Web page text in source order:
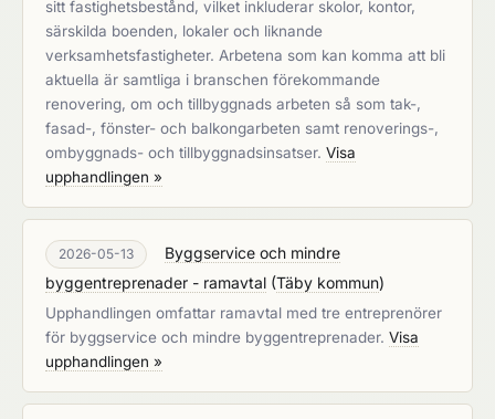
sitt fastighetsbestånd, vilket inkluderar skolor, kontor,
särskilda boenden, lokaler och liknande
verksamhetsfastigheter. Arbetena som kan komma att bli
aktuella är samtliga i branschen förekommande
renovering, om och tillbyggnads arbeten så som tak-,
fasad-, fönster- och balkongarbeten samt renoverings-,
ombyggnads- och tillbyggnadsinsatser. Visa
upphandlingen »
2026-05-13
Byggservice och mindre
byggentreprenader - ramavtal (Täby kommun)
Upphandlingen omfattar ramavtal med tre entreprenörer
för byggservice och mindre byggentreprenader. Visa
upphandlingen »